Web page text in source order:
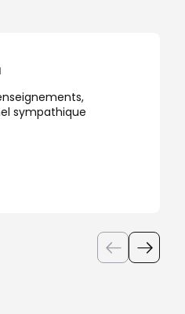
sympathique